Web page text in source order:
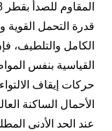
قدرة التحمل القوية
الكامل والتلطيف،
حركات إيقاف
الأحمال الساكنة
عند الحد الأدنى